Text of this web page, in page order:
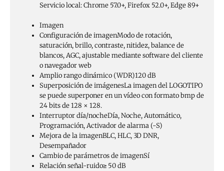
Servicio local: Chrome 57.0+, Firefox 52.0+, Edge 89+
Imagen
Configuración de imagenModo de rotación,
saturación, brillo, contraste, nitidez, balance de
blancos, AGC, ajustable mediante software del cliente
o navegador web
Amplio rango dinámico (WDR)120 dB
Superposición de imágenesLa imagen del LOGOTIPO
se puede superponer en un vídeo con formato bmp de
24 bits de 128 × 128.
Interruptor día/nocheDía, Noche, Automático,
Programación, Activador de alarma (-S)
Mejora de la imagenBLC, HLC, 3D DNR,
Desempañador
Cambio de parámetros de imagenSí
Relación señal-ruido≥ 50 dB